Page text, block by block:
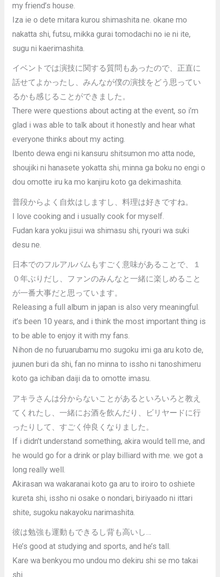
my friend’s house.
Iza ie o dete mitara kurou shimashita ne. okane mo
nakatta shi, futsu, mikka gurai tomodachi no ie ni ite,
sugu ni kaerimashita.
イベントでは演技に関する質問もあったので、正直に
話せてよかったし、みんなが僕の演技をどう思ってい
るかも感じることができました。
There were questions about acting at the event, so i’m
glad i was able to talk about it honestly and hear what
everyone thinks about my acting.
Ibento dewa engi ni kansuru shitsumon mo atta node,
shoujiki ni hanasete yokatta shi, minna ga boku no engi o
dou omotte iru ka mo kanjiru koto ga dekimashita.
普段からよく自炊はしますし、料理は好きですね。
I love cooking and i usually cook for myself.
Fudan kara yoku jisui wa shimasu shi, ryouri wa suki
desu ne.
日本でのフルアルバムもすごく意味があることで、１
０年ぶりだし、ファンのみんなと一緒に楽しめること
が一番大事だと思っています。
Releasing a full album in japan is also very meaningful.
it’s been 10 years, and i think the most important thing is
to be able to enjoy it with my fans.
Nihon de no furuarubamu mo sugoku imi ga aru koto de,
juunen buri da shi, fan no minna to issho ni tanoshimeru
koto ga ichiban daiji da to omotte imasu.
アキラさんは分からないことがあるといろいろと教え
てくれたし、一緒にお酒を飲んだり、ビリヤードに行
ったりして、すごく仲良くなりました。
If i didn’t understand something, akira would tell me, and
he would go for a drink or play billiard with me. we got a
long really well.
Akirasan wa wakaranai koto ga aru to iroiro to oshiete
kureta shi, issho ni osake o nondari, biriyaado ni ittari
shite, sugoku nakayoku narimashita.
彼は勉強も運動もできるし背も高いし…
He’s good at studying and sports, and he’s tall.
Kare wa benkyou mo undou mo dekiru shi se mo takai
shi.